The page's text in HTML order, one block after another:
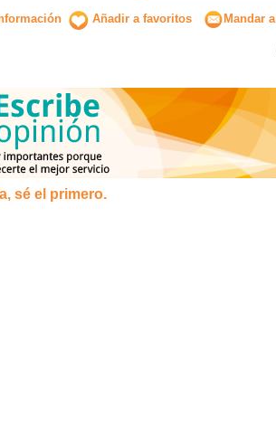
Primaria
Añadir a favoritos Mandar
sé el primero.